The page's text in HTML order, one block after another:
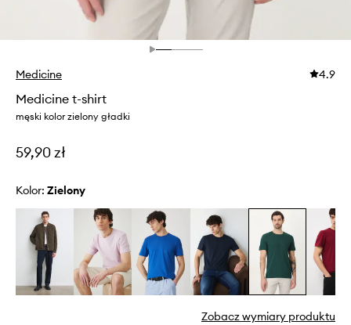
Medicine 4.9
Medicine t-shirt
męski kolor zielony gładki
59,90 zł
Kolor: zielony
Zobacz wymiary produktu